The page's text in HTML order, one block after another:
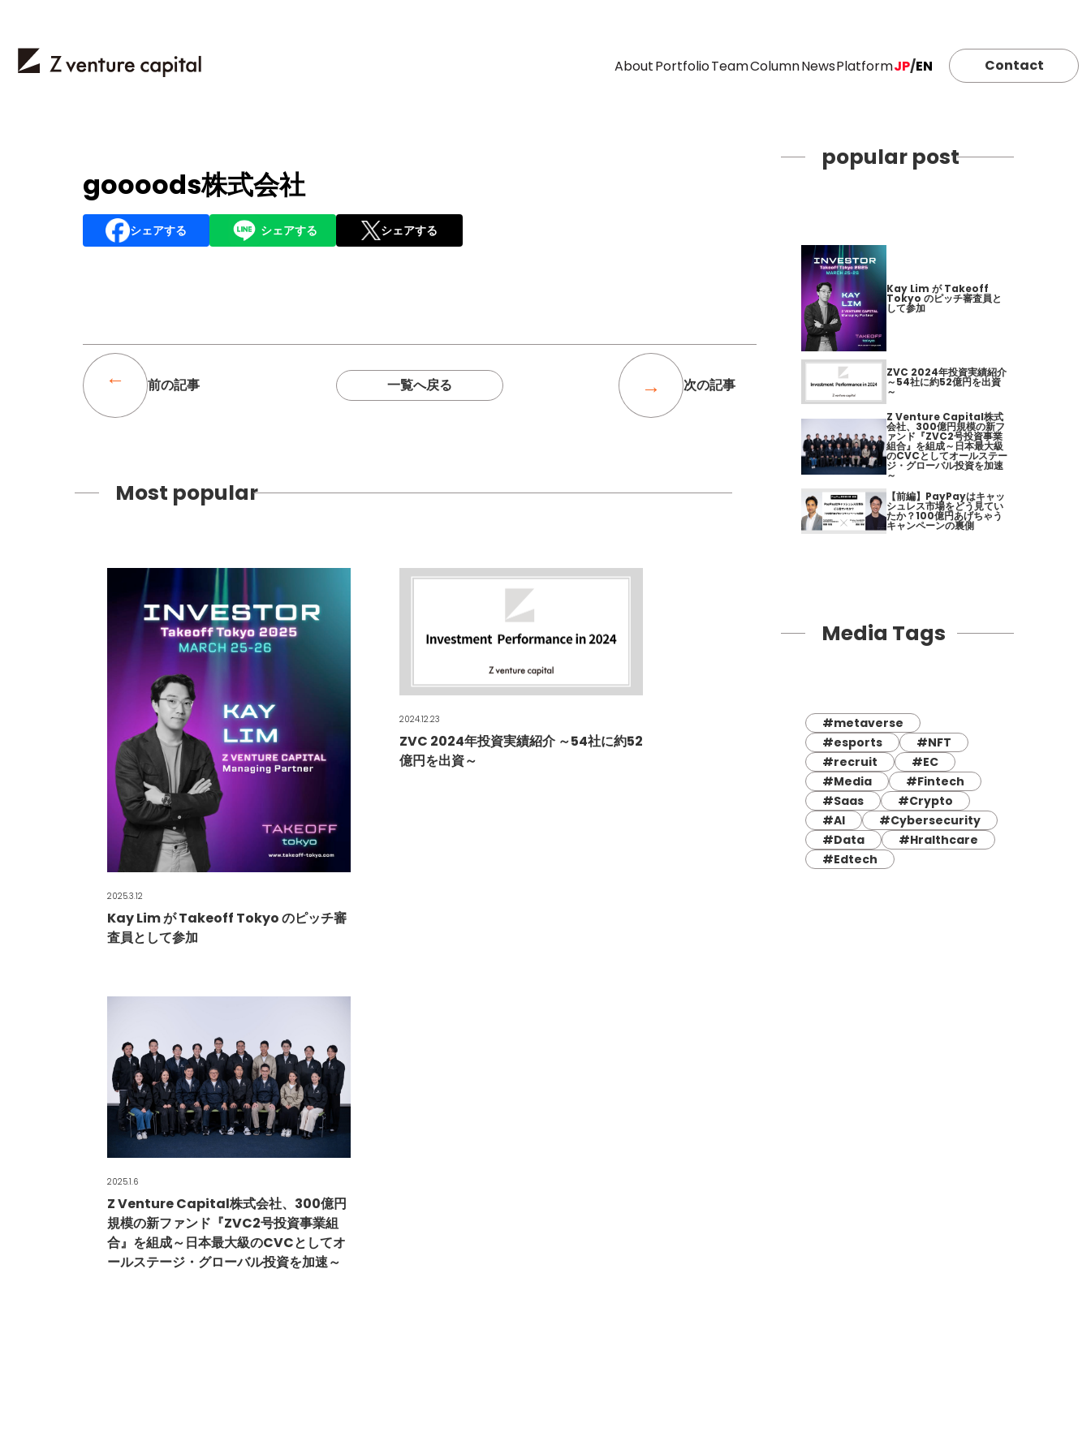
AboutPortfolioTeamColumnNewsPlatformJP/EN Contact
goooods株式会社
シェアする シェアする シェアする
前の記事 一覧へ戻る 次の記事
Most popular
2025.3.12
Kay Lim が Takeoff Tokyo のピッチ審
査員として参加
2024.12.23
ZVC 2024年投資実績紹介 ～54社に約52
億円を出資～
2025.1.6
Z Venture Capital株式会社、300億円
規模の新ファンド『ZVC2号投資事業組
合』を組成～日本最大級のCVCとしてオ
ールステージ・グローバル投資を加速～
popular post
Kay Lim が Takeoff
Tokyo のピッチ審査員と
して参加
ZVC 2024年投資実績紹介
～54社に約52億円を出資
～
Z Venture Capital株式
会社、300億円規模の新フ
ァンド『ZVC2号投資事業
組合』を組成～日本最大級
のCVCとしてオールステー
ジ・グローバル投資を加速
～
【前編】PayPayはキャッ
シュレス市場をどう見てい
たか？100億円あげちゃう
キャンペーンの裏側
Media Tags
#metaverse
#esports
#NFT
#recruit
#EC
#Media
#Fintech
#Saas
#Crypto
#AI
#Cybersecurity
#Data
#Hralthcare
#Edtech